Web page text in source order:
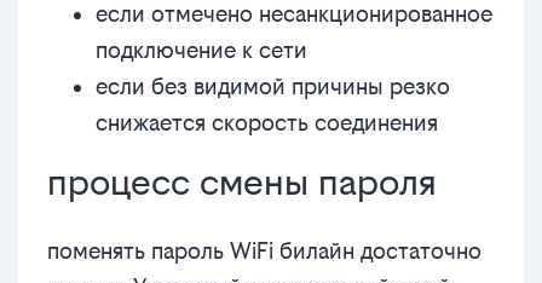
если отмечено несанкционированное
подключение к сети
если без видимой причины резко
снижается скорость соединения
процесс смены пароля
поменять пароль WiFi билайн достаточно